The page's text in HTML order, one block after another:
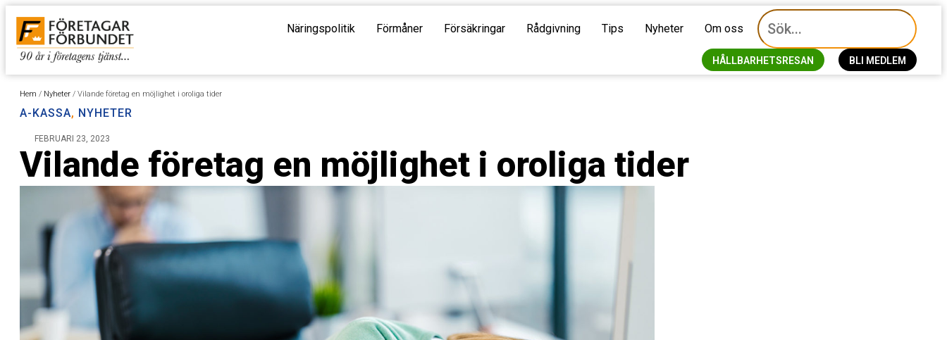
Näringspolitik Förmåner Försäkringar Rådgivning Tips Nyheter Om oss
HÅLLBARHETSRESAN BLI MEDLEM
Hem / Nyheter / Vilande företag en möjlighet i oroliga tider
A-KASSA, NYHETER
FEBRUARI 23, 2023
Vilande företag en möjlighet i oroliga tider